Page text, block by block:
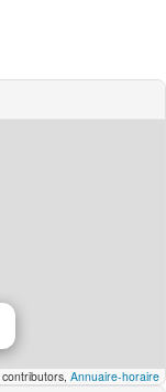
contributors, Annuaire-horaire